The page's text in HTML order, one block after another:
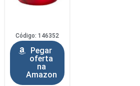
Código: 146352
Pegar
oferta
na
Amazon